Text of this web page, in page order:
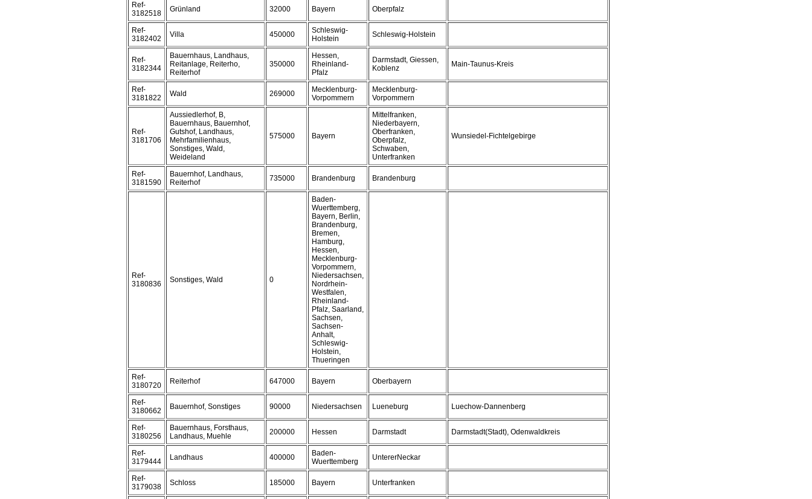
Ref-
3182518
Grünland 32000 Bayern Oberpfalz
Ref-
3182402
Villa 450000
Schleswig-
Holstein
Schleswig-Holstein
Ref-
3182344
Bauernhaus, Landhaus,
Reitanlage, Reiterho,
Reiterhof
350000
Hessen,
Rheinland-
Pfalz
Darmstadt, Giessen,
Koblenz
Main-Taunus-Kreis
Ref-
3181822
Wald 269000
Mecklenburg-
Vorpommern
Mecklenburg-
Vorpommern
Ref-
3181706
Aussiedlerhof, B,
Bauernhaus, Bauernhof,
Gutshof, Landhaus,
Mehrfamilienhaus,
Sonstiges, Wald,
Weideland
575000 Bayern
Mittelfranken,
Niederbayern,
Oberfranken,
Oberpfalz,
Schwaben,
Unterfranken
Wunsiedel-Fichtelgebirge
Ref-
3181590
Bauernhof, Landhaus,
Reiterhof
735000 Brandenburg Brandenburg
Ref-
3180836
Sonstiges, Wald 0
Baden-
Wuerttemberg,
Bayern, Berlin,
Brandenburg,
Bremen,
Hamburg,
Hessen,
Mecklenburg-
Vorpommern,
Niedersachsen,
Nordrhein-
Westfalen,
Rheinland-
Pfalz, Saarland,
Sachsen,
Sachsen-
Anhalt,
Schleswig-
Holstein,
Thueringen
Ref-
3180720
Reiterhof 647000 Bayern Oberbayern
Ref-
3180662
Bauernhof, Sonstiges 90000 Niedersachsen Lueneburg Luechow-Dannenberg
Ref-
3180256
Bauernhaus, Forsthaus,
Landhaus, Muehle
200000 Hessen Darmstadt Darmstadt(Stadt), Odenwaldkreis
Ref-
3179444
Landhaus 400000
Baden-
Wuerttemberg
UntererNeckar
Ref-
3179038
Schloss 185000 Bayern Unterfranken